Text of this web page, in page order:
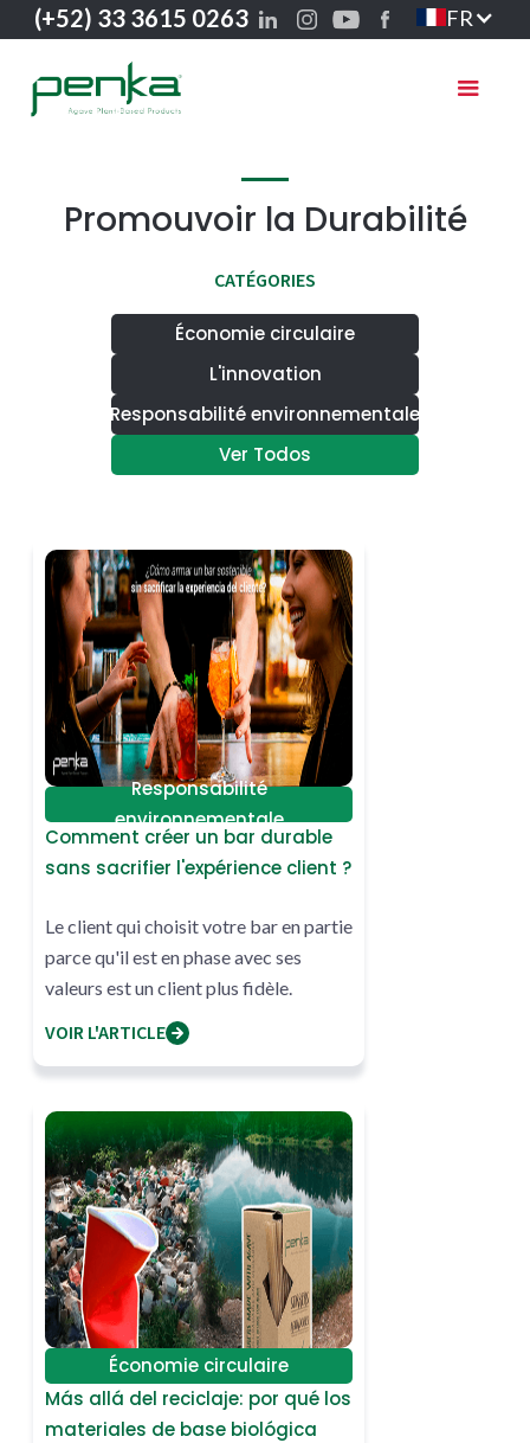
(+52) 33 3615 0263 FR
Promouvoir la Durabilité
CATÉGORIES
Économie circulaire
L'innovation
Responsabilité environnementale
Ver Todos
Responsabilité
environnementale
Comment créer un bar durable
sans sacrifier l'expérience client ?
Le client qui choisit votre bar en partie
parce qu'il est en phase avec ses
valeurs est un client plus fidèle.
VOIR L'ARTICLE
Économie circulaire
Más allá del reciclaje: por qué los
materiales de base biológica